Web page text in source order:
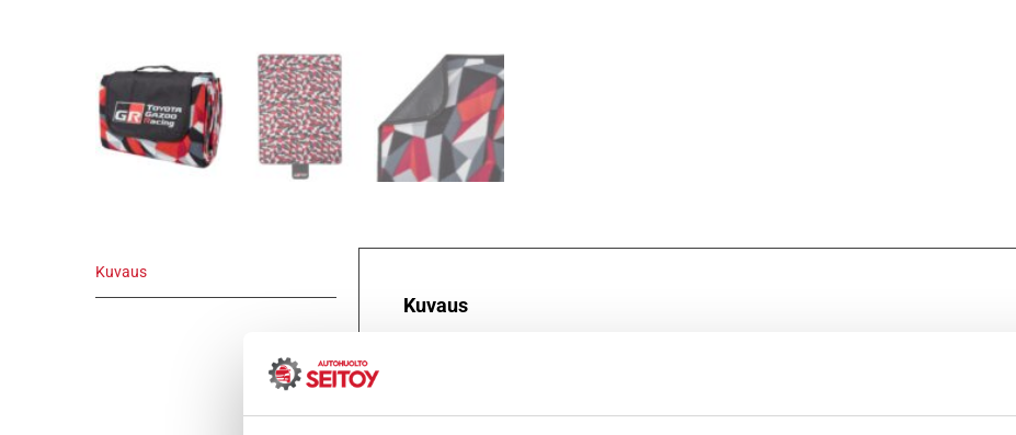
Kuvaus
Kuvaus
GAZOO RACING -huopa • Uskomattoman kevyt ja pehmeä GR camo-inspiroitu huopa,
GAZOO RACING -logo. • Erittäin käytännöllisessä huovassa on vedenkestävä takaosa ja